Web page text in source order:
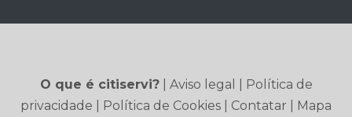
O que é citiservi?| Aviso legal
Política de
privacidade
Política de Cookies Contatar Mapa